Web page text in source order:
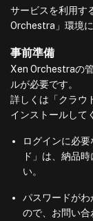
サービスを利用す
Orchestra」環境
事前準備
Xen Orchestraの
ルが必要です。
詳しくは「クラウ
インストールして
ログインに必
ド」は、納品
い。
パスワードが
ので、お問い合